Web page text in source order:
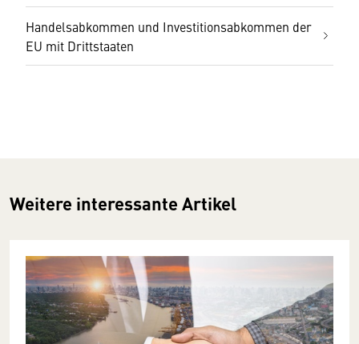
Handelsabkommen und Investitionsabkommen der
EU mit Drittstaaten
Weitere interessante Artikel